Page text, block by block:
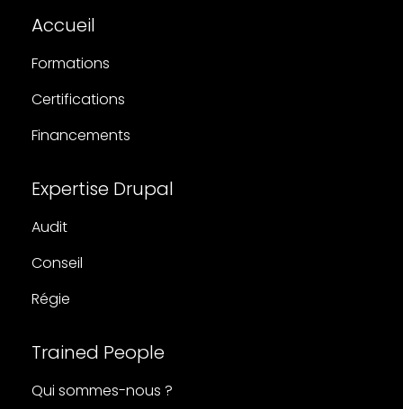
Accueil
Formations
Certifications
Financements
Expertise Drupal
Audit
Conseil
Régie
Trained People
Qui sommes-nous ?